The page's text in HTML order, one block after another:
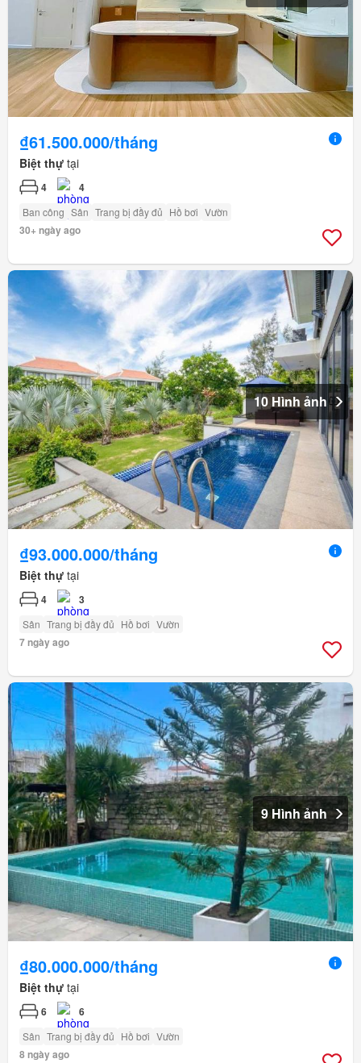
₫61.500.000/tháng
Biệt thự tại
4 4
Ban công Sân Trang bị đầy đủ Hồ bơi Vườn
30+ ngày ago
10 Hình ảnh
₫93.000.000/tháng
Biệt thự tại
4 3
Sân Trang bị đầy đủ Hồ bơi Vườn
7 ngày ago
9 Hình ảnh
₫80.000.000/tháng
Biệt thự tại
6 6
Sân Trang bị đầy đủ Hồ bơi Vườn
8 ngày ago